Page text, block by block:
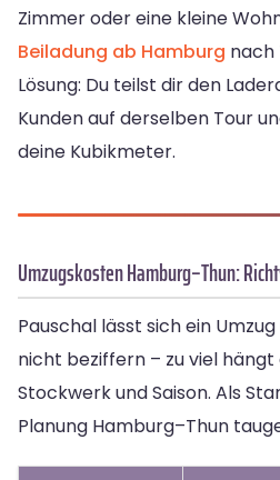
Zimmer oder eine kleine
Beiladung ab Hamburg nach
Lösung: Du teilst dir den
Kunden auf derselben Tour
deine Kubikmeter.
Umzugskosten Hamburg–Thun:
Pauschal lässt sich ein
nicht beziffern – zu viel
Stockwerk und Saison. Als
Planung Hamburg–Thun